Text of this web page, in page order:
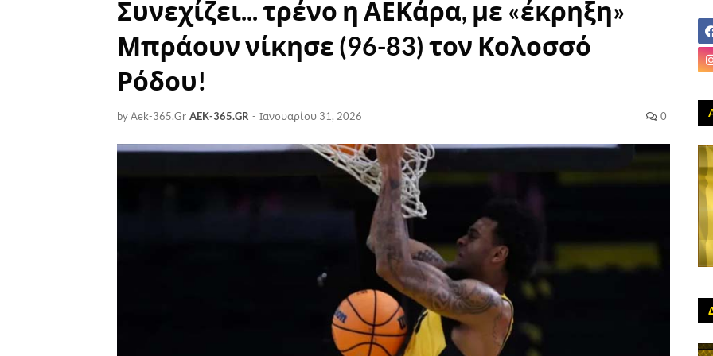
Συνεχίζει... τρένο η ΑΕΚάρα, με «έκρηξη»
Μπράουν νίκησε (96-83) τον Κολοσσό
Ρόδου!
by Aek-365.Gr AEK-365.GR - Ιανουαρίου 31, 2026 0